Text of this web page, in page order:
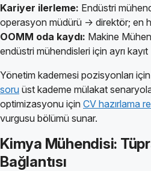
Kariyer ilerleme: Endüstri
operasyon müdürü → direktör; en
OOMM oda kaydı: Makine
endüstri mühendisleri için ayrı
Yönetim kademesi pozisyonları için
soru üst kademe mülakat
optimizasyonu için CV hazırlama
vurgusu bölümü sunar.
Kimya Mühendisi:
Bağlantısı